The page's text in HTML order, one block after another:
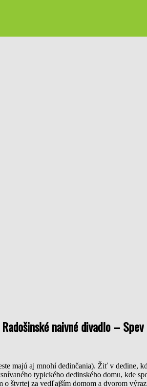
Radošinské naivné divadlo –
majú aj mnohí dedinčania). Žiť v dedine,
typického dedinského domu, kde
štvrtej za vedľajším domom a dvorom